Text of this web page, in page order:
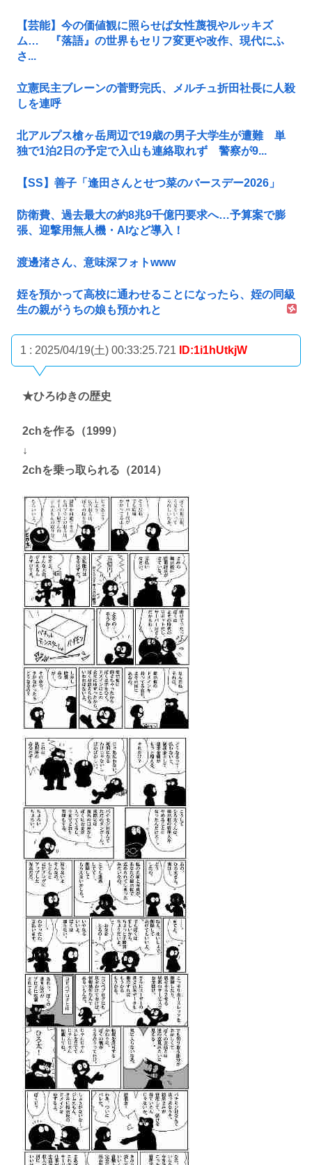
【芸能】今の価値観に照らせば女性蔑視やルッキズ
ム… 『落語』の世界もセリフ変更や改作、現代にふ
さ...
立憲民主ブレーンの菅野完氏、メルチュ折田社長に人殺
しを連呼
北アルプス槍ヶ岳周辺で19歳の男子大学生が遭難 単
独で1泊2日の予定で入山も連絡取れず 警察が9...
【SS】善子「逢田さんとせつ菜のバースデー2026」
防衛費、過去最大の約8兆9千億円要求へ…予算案で膨
張、迎撃用無人機・AIなど導入！
渡邊渚さん、意味深フォトwww
姪を預かって高校に通わせることになったら、姪の同級
生の親がうちの娘も預かれと
1 : 2025/04/19(土) 00:33:25.721 ID:1i1hUtkjW
★ひろゆきの歴史
2chを作る（1999）
↓
2chを乗っ取られる（2014）